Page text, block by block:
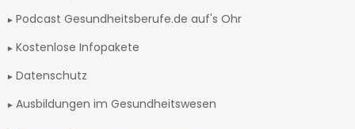
Podcast Gesundheitsberufe.de auf's Ohr
Kostenlose Infopakete
Datenschutz
Ausbildungen im Gesundheitswesen